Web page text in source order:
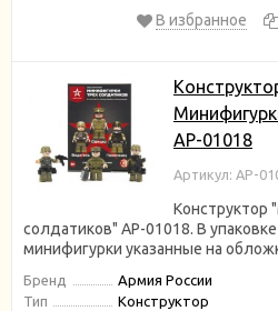
В избранное
АР-01018
Артикул: АР-
Конструктор
солдатиков" АР-01018. В
минифигурки указанные на
Бренд
Армия России
Тип
Конструктор